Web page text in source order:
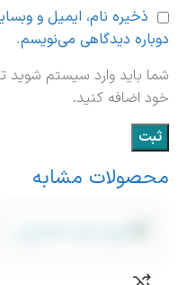
ذخیره نام، ایمیل و
دوباره دیدگاهی می‌نویسم.
شما باید وارد سیستم شوید
خود اضافه کنید.
محصولات مشابه